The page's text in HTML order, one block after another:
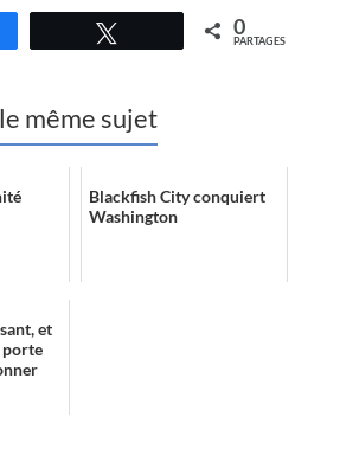
0
PARTAGES
même sujet
Blackfish City conquiert
Washington
et
porte